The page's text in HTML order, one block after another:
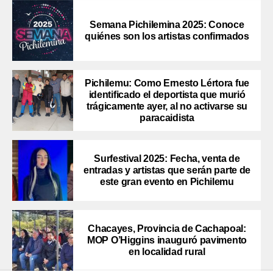
Semana Pichilemina 2025: Conoce
quiénes son los artistas confirmados
Pichilemu: Como Ernesto Lértora fue
identificado el deportista que murió
trágicamente ayer, al no activarse su
paracaidista
Surfestival 2025: Fecha, venta de
entradas y artistas que serán parte de
este gran evento en Pichilemu
Chacayes, Provincia de Cachapoal:
MOP O’Higgins inauguró pavimento
en localidad rural